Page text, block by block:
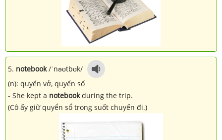
5. notebook/ˈnəʊtbʊk/
(n): quyển vở, quyển sổ
- She kept a notebookduring the trip.
(Cô ấy giữ quyển sổ trong suốt chuyến đi.)